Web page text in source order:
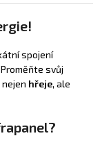
spojení
Proměňte svůj
hřeje, ale